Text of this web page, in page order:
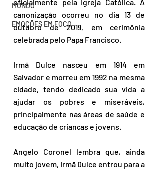
MUNDO
EMOÇÕES EM FOCO
oficialmente pela Igreja Católica. A
canonização ocorreu no dia 13 de
outubro de 2019, em cerimônia
celebrada pelo Papa Francisco.
Irmã Dulce nasceu em 1914 em
Salvador e morreu em 1992 na mesma
cidade, tendo dedicado sua vida a
ajudar os pobres e miseráveis,
principalmente nas áreas de saúde e
educação de crianças e jovens.
Angelo Coronel lembra que, ainda
muito jovem, Irmã Dulce entrou para a